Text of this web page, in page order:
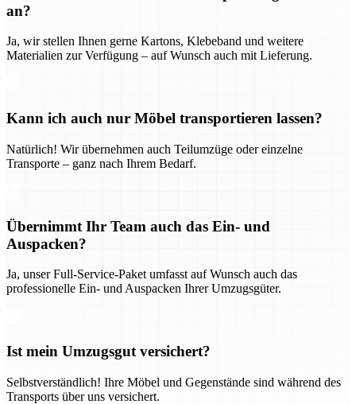
an?
Ja, wir stellen Ihnen gerne Kartons, Klebeband und weitere
Materialien zur Verfügung – auf Wunsch auch mit Lieferung.
Kann ich auch nur Möbel transportieren lassen?
Natürlich! Wir übernehmen auch Teilumzüge oder einzelne
Transporte – ganz nach Ihrem Bedarf.
Übernimmt Ihr Team auch das Ein- und
Auspacken?
Ja, unser Full-Service-Paket umfasst auf Wunsch auch das
professionelle Ein- und Auspacken Ihrer Umzugsgüter.
Ist mein Umzugsgut versichert?
Selbstverständlich! Ihre Möbel und Gegenstände sind während des
Transports über uns versichert.